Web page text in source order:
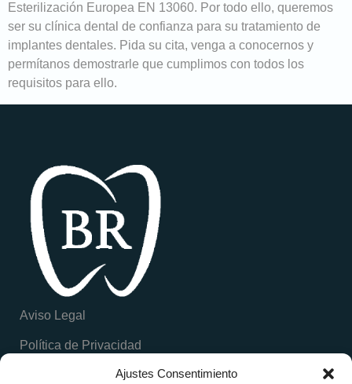
Ajustes Consentimiento
Esterilización Europea EN 13060. Por todo ello, queremos
ser su clínica dental de confianza para su tratamiento de
implantes dentales. Pida su cita, venga a conocernos y
permítanos demostrarle que cumplimos con todos los
requisitos para ello.
Aviso Legal
Política de Privacidad
Política de Cookies